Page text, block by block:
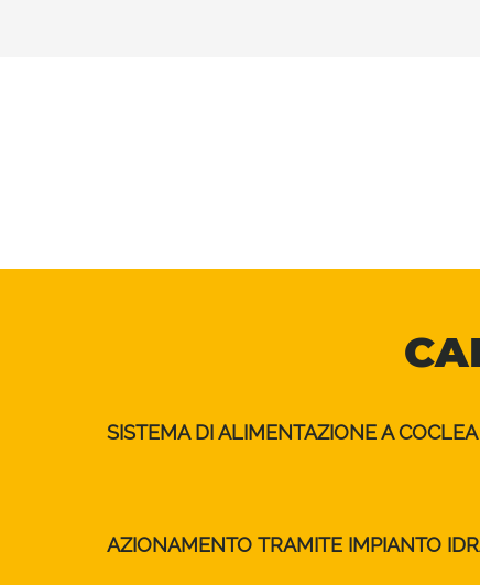
SISTEMA DI ALIMENTAZIONE A COCLEA
AZIONAMENTO TRAMITE IMPIANTO